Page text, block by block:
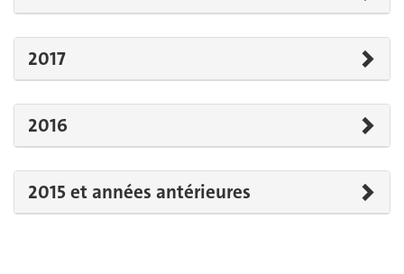
2017
2016
2015 et années antérieures